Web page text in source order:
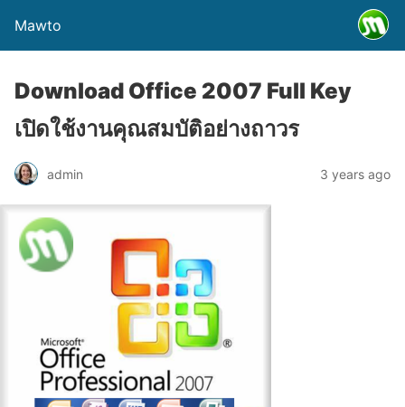
Mawto
Download Office 2007 Full Key
เปิดใช้งานคุณสมบัติอย่างถาวร
admin 3 years ago